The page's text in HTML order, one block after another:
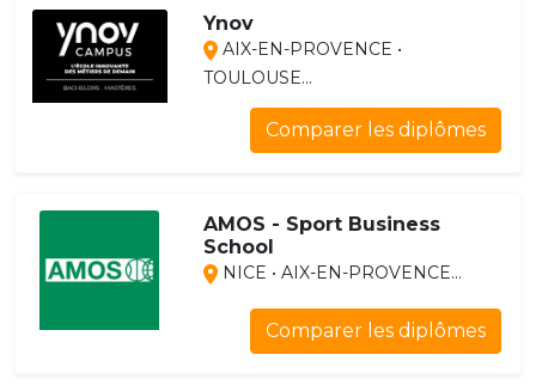
Ynov
AIX-EN-PROVENCE •
TOULOUSE...
Comparer les diplômes
AMOS - Sport Business
School
NICE • AIX-EN-PROVENCE...
Comparer les diplômes